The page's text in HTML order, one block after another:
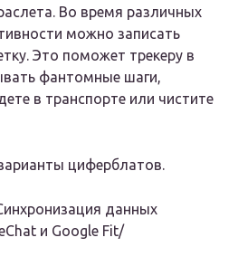
Во время различных
можно записать
Это поможет трекеру в
фантомные шаги,
в транспорте или чистите
циферблатов.
данных
и Google Fit/